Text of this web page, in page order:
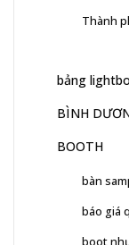
Thành
bảng
BÌNH
BOOTH
bàn
báo giá
boot